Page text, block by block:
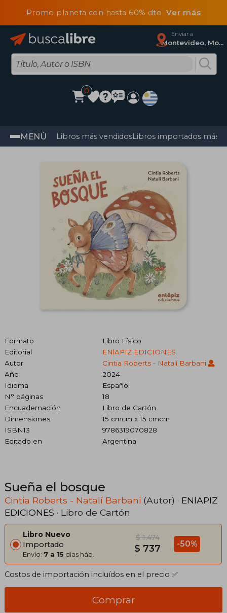
Promo planeta con hasta 60% dtoVer más
Enviar a
Montevideo, Montevideo
0
MENÚ Libros más vendidosLibros importados más
Formato
Libro Físico
Editorial
ENlAPIZ EDICIONES
Autor
Cintia Roberts - Natalí Barbani
Año
2024
Idioma
Español
N° páginas
18
Encuadernación
Libro de Cartón
Dimensiones
15 cmcm x 15 cmcm
ISBN13
9786319070828
Editado en
Argentina
Sueña el bosque
Cintia Roberts - Natalí Barbani (Autor) · ENlAPIZ
EDICIONES · Libro de Cartón
Libro Nuevo
Importado
Envío: 7 a 15 días háb.
$ 1.474
$ 737 -50%
Costos de importación incluídos en el precio ✅
Comprar